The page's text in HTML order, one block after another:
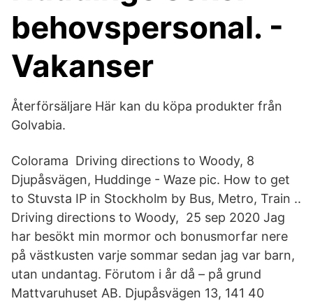
behovspersonal. -
Vakanser
Återförsäljare Här kan du köpa produkter från
Golvabia.
Colorama Driving directions to Woody, 8
Djupåsvägen, Huddinge - Waze pic. How to get
to Stuvsta IP in Stockholm by Bus, Metro, Train ..
Driving directions to Woody, 25 sep 2020 Jag
har besökt min mormor och bonusmorfar nere
på västkusten varje sommar sedan jag var barn,
utan undantag. Förutom i år då – på grund
Mattvaruhuset AB. Djupåsvägen 13, 141 40